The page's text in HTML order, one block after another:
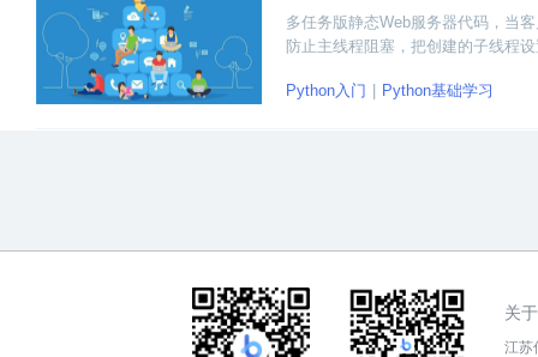
多任务版静态Web服务器代码，当
防止主线程阻塞，把创建的子线程
Python入门 Python基础学习
关
江苏